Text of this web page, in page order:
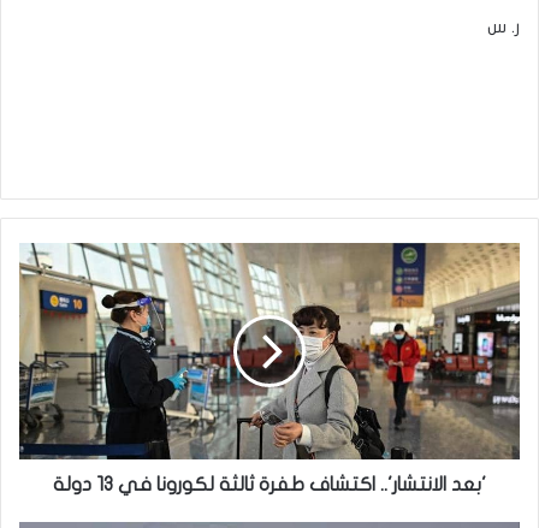
ر. س
'بعد
الانتشار'..
اكتشاف
طفرة
ثالثة
لكورونا
في
13
دولة
'بعد الانتشار'.. اكتشاف طفرة ثالثة لكورونا في 13 دولة